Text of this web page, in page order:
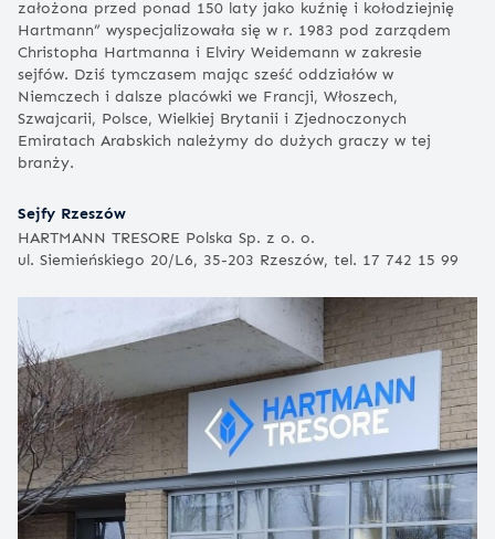
założona przed ponad 150 laty jako kuźnię i kołodziejnię
Hartmann” wyspecjalizowała się w r. 1983 pod zarządem
Christopha Hartmanna i Elviry Weidemann w zakresie
sejfów. Dziś tymczasem mając sześć oddziałów w
Niemczech i dalsze placówki we Francji, Włoszech,
Szwajcarii, Polsce, Wielkiej Brytanii i Zjednoczonych
Emiratach Arabskich należymy do dużych graczy w tej
branży.
Sejfy Rzeszów
HARTMANN TRESORE Polska Sp. z o. o.
ul. Siemieńskiego 20/L6, 35-203 Rzeszów, tel. 17 742 15 99